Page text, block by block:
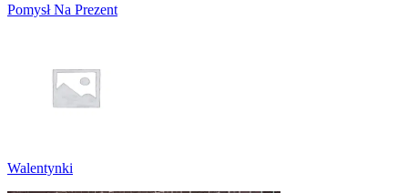
Pomysł Na Prezent
Walentynki